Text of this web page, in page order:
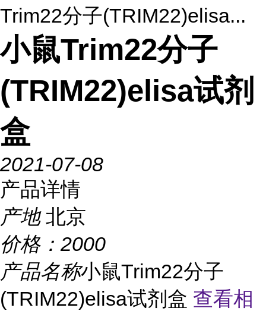
Trim22分子(TRIM22)elisa...
小鼠Trim22分子
(TRIM22)elisa试剂
盒
2021-07-08
产品详情
产地 北京
价格： 2000
产品名称小鼠Trim22分子
(TRIM22)elisa试剂盒 查看相